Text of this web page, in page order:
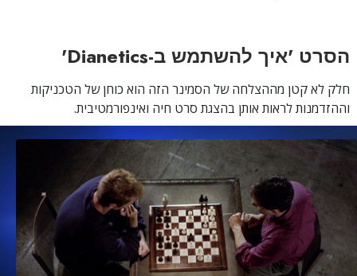
הסרט 'איך להשתמש ב-Dianetics'
חלק לא קטן מההצלחה של הסמינר הזה הוא כוחן של הטכניקות
וההזדמנות לראות אותן בהצגת סרט חיה ואינפורמטיבית.